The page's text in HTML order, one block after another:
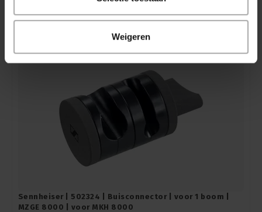
Weigeren
Login voor prijzen
Sennheiser | 502324 | Buisconnector | voor 1 boom |
MZGE 8000 | voor MKH 8000